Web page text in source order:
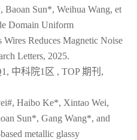
Sun*, Weihua Wang, et
Domain Uniform
Reduces Magnetic Noise
Letters, 2025.
中科院1区 , TOP 期刊,
Haibo Ke*, Xintao Wei,
Sun*, Gang Wang*, and
metallic glassy